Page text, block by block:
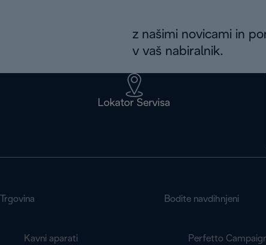
z našimi novicami in
v vaš nabiralnik.
Lokator Servisa
Trgovina
Kavni aparati
Bodite navdihnjeni
Perfetto